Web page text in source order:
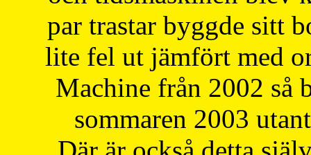
par trastar byggde sitt
lite fel ut jämfört med
Machine från 2002 så
sommaren 2003